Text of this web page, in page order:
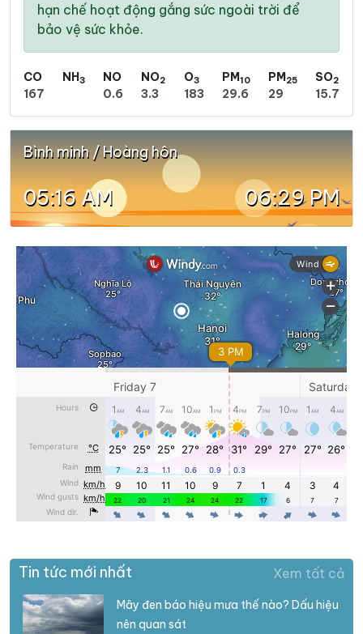
hạn chế hoạt động gắng sức ngoài trời để
bảo vệ sức khỏe.
CO
167
NH3
NO
0.6
NO2
3.3
O3
183
PM10
29.6
PM25
29
SO2
15.7
Bình minh / Hoàng hôn
05:16 AM 06:29 PM
Tin tức mới nhất Xem tất cả
Mây đen báo hiệu mưa thế nào? Dấu hiệu
nên quan sát